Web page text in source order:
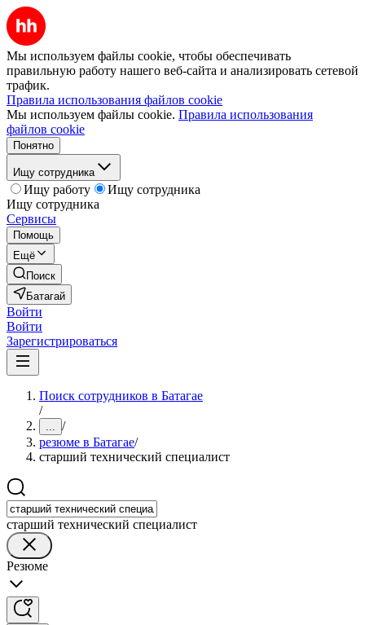
Мы используем файлы cookie, чтобы обеспечивать
правильную работу нашего веб-сайта и анализировать сетевой
трафик.
Правила использования файлов cookie
Мы используем файлы cookie. Правила использования
файлов cookie
Понятно
Ищу сотрудника
Ищу работу
Ищу сотрудника
Ищу сотрудника
Сервисы
Помощь
Ещё
Поиск
Батагай
Войти
Войти
Зарегистрироваться
Поиск сотрудников в Батагае
/
... /
резюме в Батагае/
старший технический специалист
старший технический специалист
Резюме